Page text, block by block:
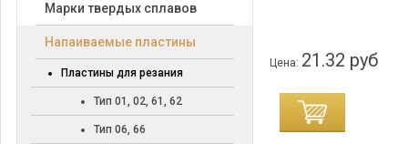
Марки твердых сплавов
Напаиваемые пластины
Пластины для резания
Тип 01, 02, 61, 62
Тип 06, 66
Цена: 21.32 руб